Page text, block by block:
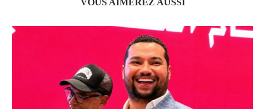
VOUS AIMEREZ AUSSI